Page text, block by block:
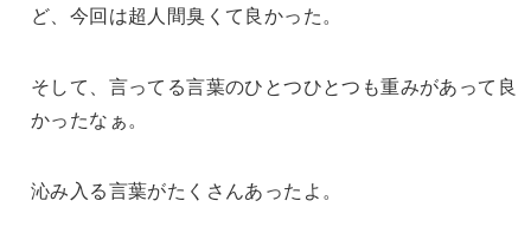
ど、今回は超人間臭くて良かった。
そして、言ってる言葉のひとつひとつも重みがあって良
かったなぁ。
沁み入る言葉がたくさんあったよ。